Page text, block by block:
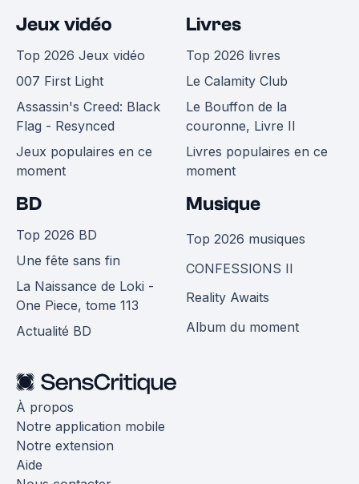
Jeux vidéo
Top 2026 Jeux vidéo
007 First Light
Assassin's Creed: Black
Flag - Resynced
Jeux populaires en ce
moment
Livres
Top 2026 livres
Le Calamity Club
Le Bouffon de la
couronne, Livre II
Livres populaires en ce
moment
BD
Top 2026 BD
Une fête sans fin
La Naissance de Loki -
One Piece, tome 113
Actualité BD
Musique
Top 2026 musiques
CONFESSIONS II
Reality Awaits
Album du moment
À propos
Notre application mobile
Notre extension
Aide